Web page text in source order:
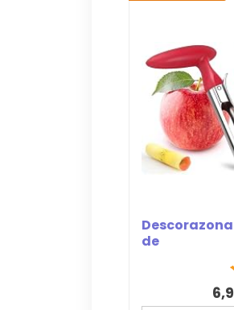
de
azonador